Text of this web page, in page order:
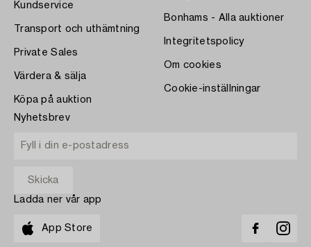
Kundservice
Transport och uthämtning
Private Sales
Värdera & sälja
Köpa på auktion
Bonhams - Alla auktioner
Integritetspolicy
Om cookies
Cookie-inställningar
Nyhetsbrev
Ladda ner vår app
App Store